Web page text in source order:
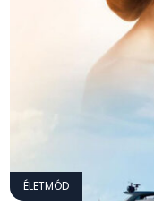
ÉLETMÓD